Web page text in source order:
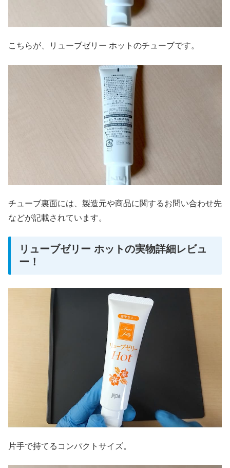
こちらが、リューブゼリー ホットのチューブです。
チューブ裏面には、製造元や商品に関するお問い合わせ先
などが記載されています。
リューブゼリー ホットの実物詳細レビュ
ー！
片手で持てるコンパクトサイズ。